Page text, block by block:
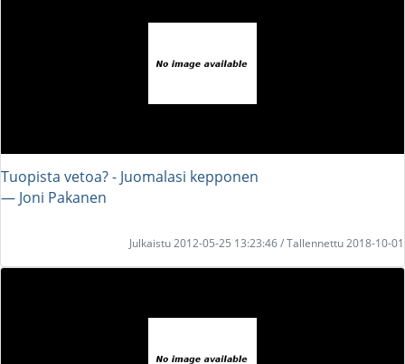
Tuopista vetoa? - Juomalasi kepponen
― Joni Pakanen
Julkaistu 2012-05-25 13:23:46 / Tallennettu 2018-10-01